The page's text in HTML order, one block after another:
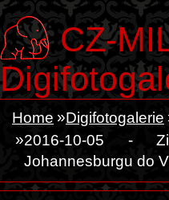
CZ-
Home Digifotogalerie
2016-10-05 -
Johannesburgu do